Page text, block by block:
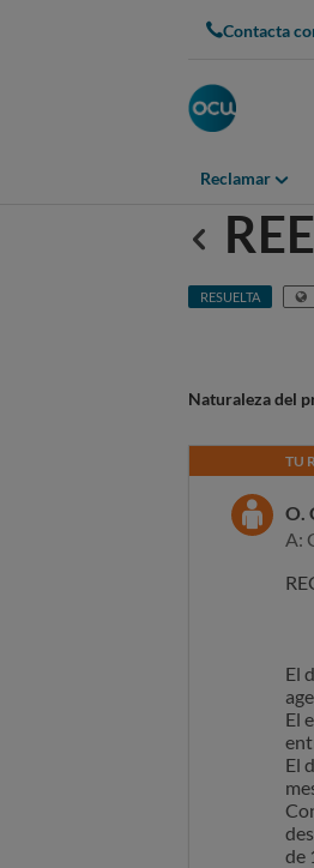
Contacta
Reclamar
RESUELTA
Naturaleza del
TU
O.
A:
El
El
El
de